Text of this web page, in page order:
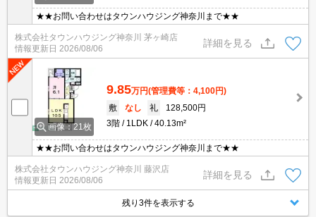
★★お問い合わせはタウンハウジング神奈川まで★★
株式会社タウンハウジング神奈川 茅ヶ崎店
情報更新日 2026/08/06
詳細を見る
画像：21枚
9.85万円(管理費等：4,100円)
敷
なし 礼
128,500円
3階
1LDK 40.13m²
★★お問い合わせはタウンハウジング神奈川まで★★
株式会社タウンハウジング神奈川 藤沢店
情報更新日 2026/08/06
詳細を見る
残り3件を表示する